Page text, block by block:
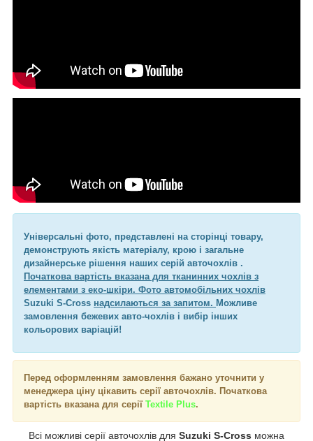
Універсальні фото, представлені на сторінці товару,
демонструють якість матеріалу, крою і загальне
дизайнерське рішення наших серій авточохлів .
Початкова вартість вказана для тканинних чохлів з
елементами з еко-шкіри. Фото автомобільних чохлів
Suzuki S-Cross надсилаються за запитом. Можливе
замовлення бежевих авто-чохлів і вибір інших
кольорових варіацій!
Перед оформленням замовлення бажано уточнити у
менеджера ціну цікавить серії авточохлів. Початкова
вартість вказана для серії Textile Plus.
Всі можливі серії авточохлів для Suzuki S-Cross можна